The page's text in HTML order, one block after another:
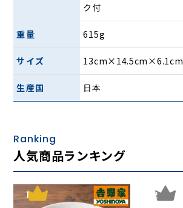
14. 港が見える丘
15. 蘇州夜曲
16. 上海の花売娘
17. 上海帰りのリル
18. 東京の花売娘
19. 長崎の鐘
20. テネシーワルツ
【DISC—２】
1. 別れの一本杉
2. あの娘が泣いてる波止場
3. 別れの波止場
ク付
重量 615g
サイズ 13cm×14.5cm×6.1cm
生産国 日本
Ranking
人気商品ランキング
1 2